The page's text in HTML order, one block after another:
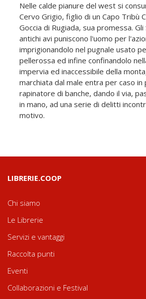
Nelle calde pianure del west si
Cervo Grigio, figlio di un Capo Tribù
Goccia di Rugiada, sua promessa.
antichi avi puniscono l'uomo per
imprigionandolo nel pugnale usato
pellerossa ed infine confinandolo
impervia ed inaccessibile della
marchiata dal male entra per caso in
rapinatore di banche, dando il via,
in mano, ad una serie di delitti
motivo.
LIBRERIE.COOP
Chi siamo
Le Librerie
Servizi e vantaggi
Raccolta punti
Eventi
Collaborazioni e Festival